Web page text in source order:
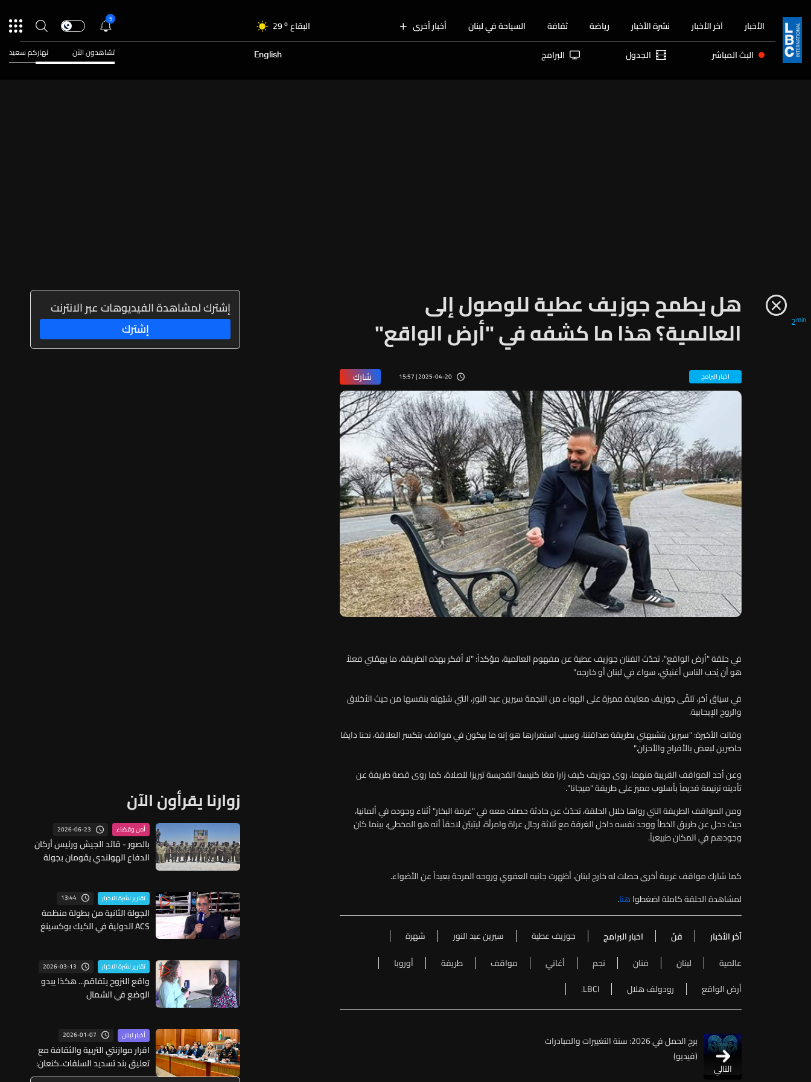
الأخبار آخر الأخبار نشرة الأخبار رياضة ثقافة السياحة في لبنان أخبار أخرى البقاع 29o
الجنوب 30o
31
5
البث المباشر الجدول البرامج English تشاهدون الآن نهاركم سعيد
2min هل يطمح جوزيف عطية للوصول إلى
العالمية؟ هذا ما كشفه في "أرض الواقع"
اخبار البرامج 2025-04-20 | 15:57 شارك
في حلقة "أرض الواقع"، تحدّث الفنان جوزيف عطية عن مفهوم العالمية، مؤكداً: "لا أفكر بهذه الطريقة، ما يهمّني فعلاً
هو أن يُحب الناس أغنيتي، سواء في لبنان أو خارجه".
في سياق آخر، تلقّى جوزيف معايدة مميزة على الهواء من النجمة سيرين عبد النور، التي شبّهته بنفسها من حيث الأخلاق
والروح الإيجابية.
وقالت الأخيرة: "سيرين بتشبهني بطريقة صداقتنا، وسبب استمرارها هو إنه ما بيكون في مواقف بتكسر العلاقة، نحنا دايمًا
حاضرين لبعض بالأفراح والأحزان".
وعن أحد المواقف القريبة منهما، روى جوزيف كيف زارا معًا كنيسة القديسة تيريزا للصلاة، كما روى قصة طريفة عن
تأديته ترنيمة قديماً بأسلوب مميز على طريقة "ميجانا".
ومن المواقف الطريفة التي رواها خلال الحلقة، تحدّث عن حادثة حصلت معه في "غرفة البخار" أثناء وجوده في ألمانيا،
حيث دخل عن طريق الخطأ ووجد نفسه داخل الغرفة مع ثلاثة رجال عراة وامرأة، ليتبيّن لاحقاً أنه هو المخطئ، بينما كان
وجودهم في المكان طبيعياً.
كما شارك مواقف غريبة أخرى حصلت له خارج لبنان، أظهرت جانبه العفوي وروحه المرحة بعيداً عن الأضواء.
لمشاهدة الحلقة كاملة اضغطواهنا.
آخر الأخبار فنّ اخبار البرامج جوزيف عطية سيرين عبد النور
شهرة
عالمية
لبنان فنان نجم أغاني مواقف طريفة
أوروبا
أرض الواقع
رودولف هلال LBCI.
التالي
برج الحمل في 2026: سنة التغييرات والمبادرات
(فيديو)
إشترك لمشاهدة الفيديوهات عبر الانترنت
إشترك
زوارنا يقرأون الآن
أمن وقضاء 2026-06-23
بالصور - قائد الجيش ورئيس أركان
الدفاع الهولندي يقومان بجولة
تقارير نشرة الاخبار 13:44
الجولة الثانية من بطولة منظمة
ACS الدولية في الكيك بوكسينغ
تقارير نشرة الاخبار 2026-03-13
واقع النزوح يتفاقم... هكذا يبدو
الوضع في الشمال
أخبار لبنان 2026-01-07
اقرار موازنتي التربية والثقافة مع
تعليق بند تسديد السلفات..كنعان:
التوظيف المخالف"خرب الدنيا"